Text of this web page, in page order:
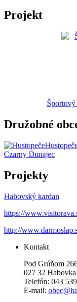
Projekt
Družobné
Czarny Dunajec
Projekty
Habovský kardan
https://
http://
Kontakt
Pod Grúňom
027 32 Habovka
Telefón: 043
E-mail: